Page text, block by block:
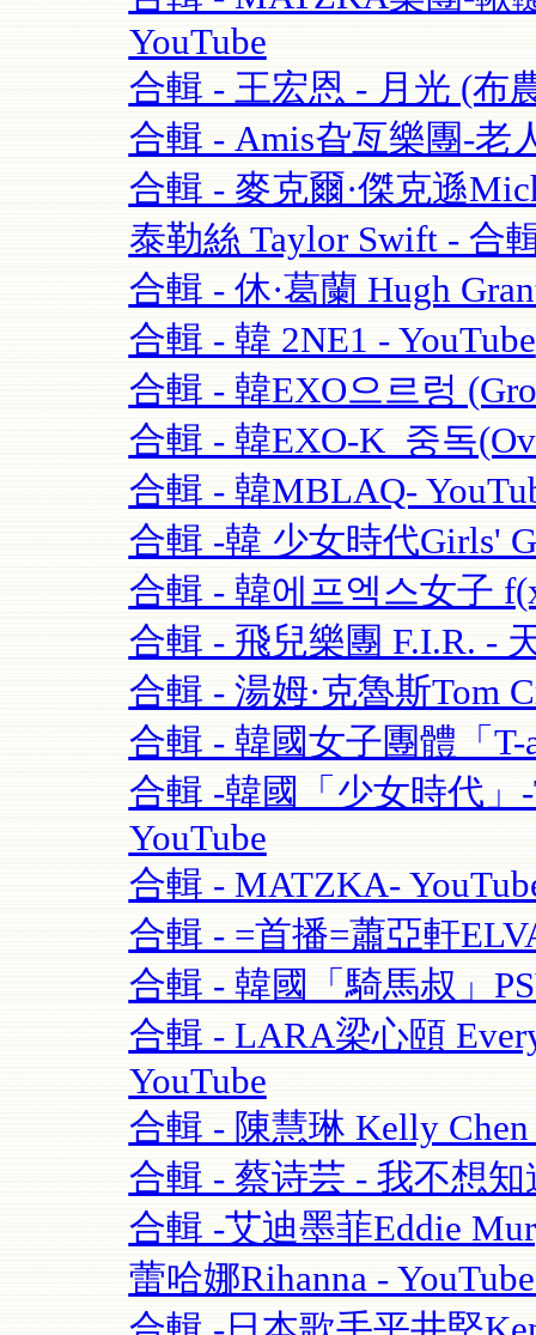
YouTube
合輯 - 王宏恩 - 月光 (布
合輯 - Amis旮亙樂團-老
合輯 - 麥克爾·傑克遜
泰勒絲 Taylor Swift - 合
合輯 - 休·葛蘭 Hugh
合輯 - 韓 2NE1 - YouTube
合輯 - 韓EXO으르렁
合輯 - 韓EXO-K_중독
合輯 - 韓MBLAQ-
合輯 -韓 少女時代Girls'
合輯 - 韓에프엑스女子
合輯 - 飛兒樂團 F.I.R. -
合輯 - 湯姆·克魯斯Tom
合輯 - 韓國女子團體「T-
合輯 -韓國「少女時代」
YouTube
合輯 - MATZKA-
合輯 - =首播=蕭亞軒
合輯 - 韓國「騎馬叔」
合輯 - LARA梁心頤
YouTube
合輯 - 陳慧琳 Kelly
合輯 - 蔡诗芸 - 我不想知
合輯 -艾迪墨菲Eddie
蕾哈娜Rihanna -